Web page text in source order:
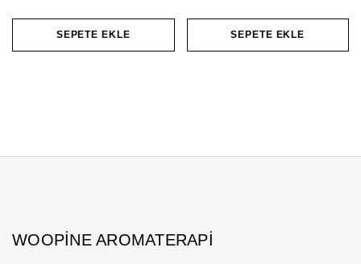
SEPETE EKLE SEPETE EKLE
WOOPINE AROMATERAPI